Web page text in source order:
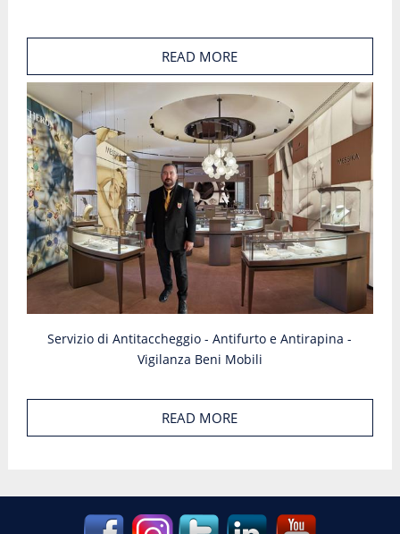
READ MORE
Servizio di Antitaccheggio - Antifurto e Antirapina -
Vigilanza Beni Mobili
READ MORE